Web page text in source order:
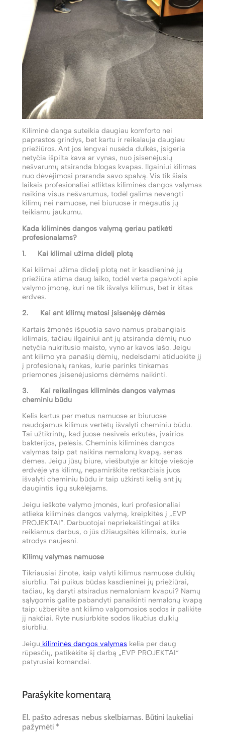
Kiliminė danga suteikia daugiau komforto nei
paprastos grindys, bet kartu ir reikalauja daugiau
priežiūros. Ant jos lengvai nusėda dulkės, įsigeria
netyčia išpilta kava ar vynas, nuo įsisenėjusių
nešvarumų atsiranda blogas kvapas. Ilgainiui kilimas
nuo dėvėjimosi praranda savo spalvą. Vis tik šiais
laikais profesionaliai atliktas kiliminės dangos valymas
naikina visus nešvarumus, todėl galima nevengti
kilimų nei namuose, nei biuruose ir mėgautis jų
teikiamu jaukumu.
Kada kiliminės dangos valymą geriau patikėti
profesionalams?
1. Kai kilimai užima didelį plotą
Kai kilimai užima didelį plotą net ir kasdieninė jų
priežiūra atima daug laiko, todėl verta pagalvoti apie
valymo įmonę, kuri ne tik išvalys kilimus, bet ir kitas
erdves.
2. Kai ant kilimų matosi įsisenėję dėmės
Kartais žmonės išpuošia savo namus prabangiais
kilimais, tačiau ilgainiui ant jų atsiranda dėmių nuo
netyčia nukritusio maisto, vyno ar kavos lašo. Jeigu
ant kilimo yra panašių dėmių, nedelsdami atiduokite jį
į profesionalų rankas, kurie parinks tinkamas
priemones įsisenėjusioms dėmėms naikinti.
3. Kai reikalingas kiliminės dangos valymas
cheminiu būdu
Kelis kartus per metus namuose ar biuruose
naudojamus kilimus vertėtų išvalyti cheminiu būdu.
Tai užtikrintų, kad juose nesiveis erkutės, įvairios
bakterijos, pelėsis. Cheminis kiliminės dangos
valymas taip pat naikina nemalonų kvapą, senas
dėmes. Jeigu jūsų biure, viešbutyje ar kitoje viešoje
erdvėje yra kilimų, nepamirškite retkarčiais juos
išvalyti cheminiu būdu ir taip užkirsti kelią ant jų
daugintis ligų sukėlėjams.
Jeigu ieškote valymo įmonės, kuri profesionaliai
atlieka kiliminės dangos valymą, kreipkitės į „EVP
PROJEKTAI“. Darbuotojai nepriekaištingai atliks
reikiamus darbus, o jūs džiaugsitės kilimais, kurie
atrodys naujesni.
Kilimų valymas namuose
Tikriausiai žinote, kaip valyti kilimus namuose dulkių
siurbliu. Tai puikus būdas kasdieninei jų priežiūrai,
tačiau, ką daryti atsiradus nemaloniam kvapui? Namų
sąlygomis galite pabandyti panaikinti nemalonų kvapą
taip: užberkite ant kilimo valgomosios sodos ir palikite
jį nakčiai. Ryte nusiurbkite sodos likučius dulkių
siurbliu.
Jeigu kiliminės dangos valymas kelia per daug
rūpesčių, patikėkite šį darbą „EVP PROJEKTAI“
patyrusiai komandai.
Parašykite komentarą
El. pašto adresas nebus skelbiamas. Būtini laukeliai
pažymėti *